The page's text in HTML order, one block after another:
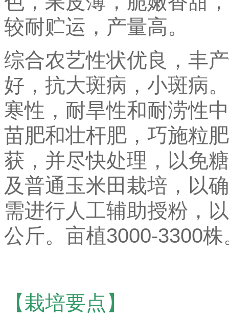
较耐贮运，产量高。
综合农艺性状优良，丰
好，抗大斑病，小斑病
寒性，耐旱性和耐涝性
苗肥和壮杆肥，巧施粒
获，并尽快处理，以免
及普通玉米田栽培，以
需进行人工辅助授粉，
公斤。亩植3000-3300株
【栽培要点】